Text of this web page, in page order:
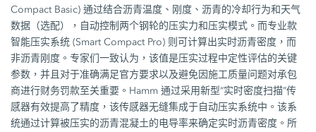
Compact Basic) 通过结合沥青温度、刚度、沥青的冷却行为和天气
数据（选配），自动控制两个钢轮的压实力和压实模式。而专业款
智能压实系统 (Smart Compact Pro) 则可计算出实时沥青密度，而
非沥青刚度。专家们一致认为，该值是压实过程中定性评估的关键
参数，并且对于准确满足官方要求以及避免因施工质量问题对承包
商进行财务罚款至关重要。Hamm 通过采用新型“实时密度扫描”传
感器有效提高了精度，该传感器无缝集成于自动压实系统中。该系
统通过计算被压实的沥青混凝土的电导率来确定实时沥青密度。所